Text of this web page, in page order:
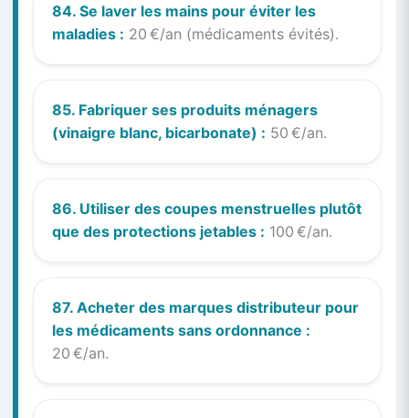
84. Se laver les mains pour éviter les
maladies : 20 €/an (médicaments évités).
85. Fabriquer ses produits ménagers
(vinaigre blanc, bicarbonate) : 50 €/an.
86. Utiliser des coupes menstruelles plutôt
que des protections jetables : 100 €/an.
87. Acheter des marques distributeur pour
les médicaments sans ordonnance :
20 €/an.